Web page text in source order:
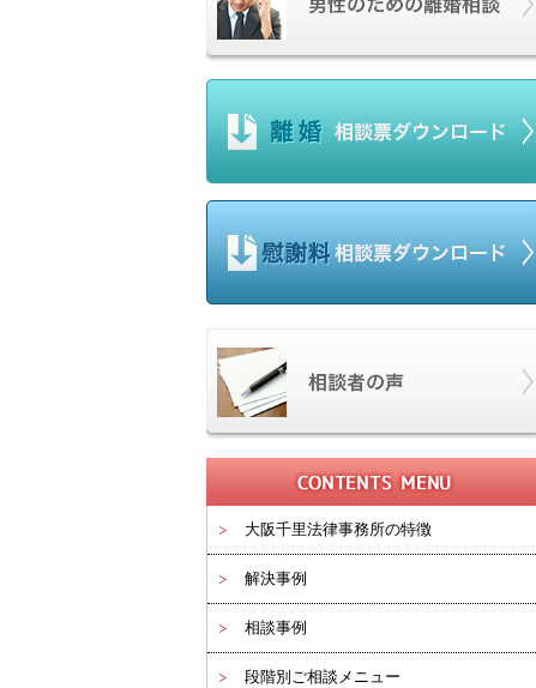
大阪千里法律事務所の特徴
解決事例
相談事例
段階別ご相談メニュー